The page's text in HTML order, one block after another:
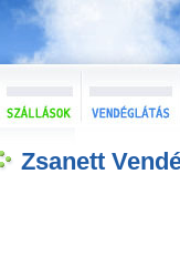
Zsanett